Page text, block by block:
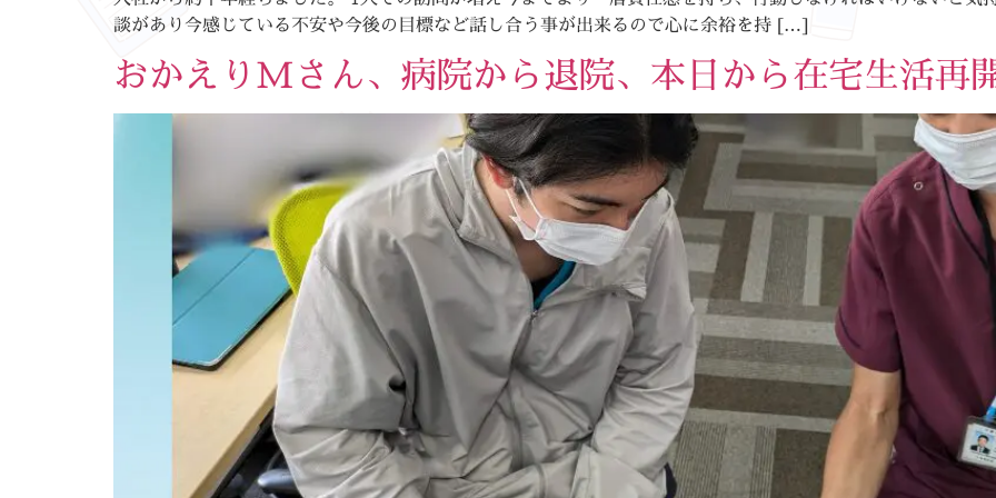
談があり今感じている不安や今後の目標など話し合う事が出来るので心に余裕を持 […]
おかえりMさん、病院から退院、本日から在宅生活再